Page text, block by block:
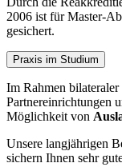
2006 ist für Master-
gesichert.
Praxis im Studium
Im Rahmen
Partnereinrichtungen
Möglichkeit von
Unsere langjährigen
sichern Ihnen sehr